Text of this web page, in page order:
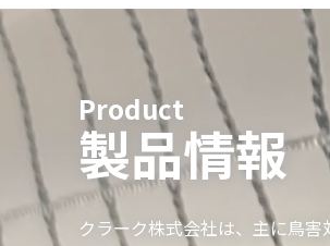
製品情報
Product
クラーク株式会社は、主に鳥